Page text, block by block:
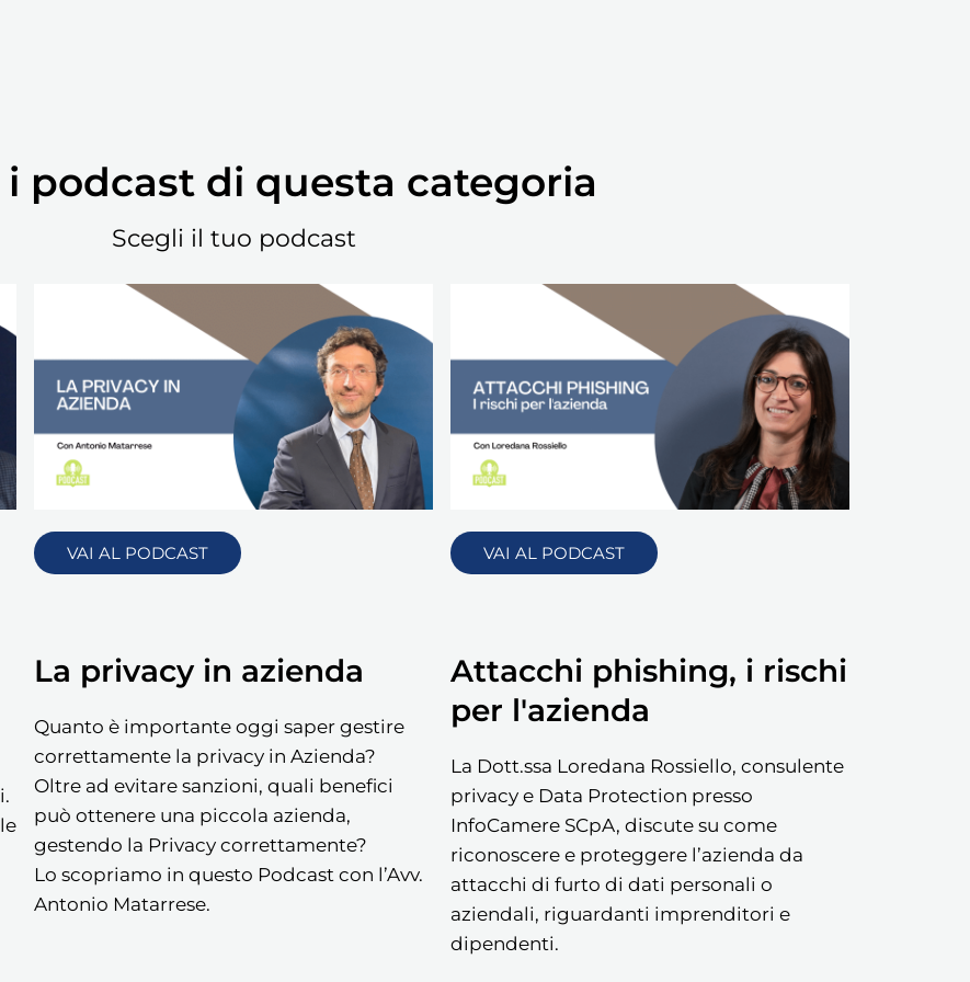
i podcast di questa categoria
Scegli il tuo podcast
VAI AL PODCAST
La privacy in azienda
Quanto è importante oggi saper gestire
correttamente la privacy in Azienda?
Oltre ad evitare sanzioni, quali benefici
può ottenere una piccola azienda,
gestendo la Privacy correttamente?
Lo scopriamo in questo Podcast con l’Avv.
Antonio Matarrese.
VAI AL PODCAST
Attacchi phishing, i rischi
per l'azienda
La Dott.ssa Loredana Rossiello, consulente
privacy e Data Protection presso
InfoCamere SCpA, discute su come
riconoscere e proteggere l’azienda da
attacchi di furto di dati personali o
aziendali, riguardanti imprenditori e
dipendenti.